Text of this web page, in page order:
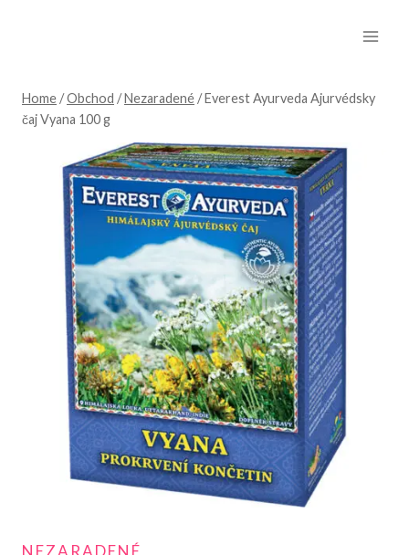
Home /Obchod /Nezaradené /Everest Ayurveda Ajurvédsky
čaj Vyana 100 g